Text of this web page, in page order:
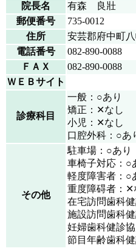
院長名
有森 良壯
郵便番号
735-0012
住所
安芸郡府中町
電話番号
082-890-0088
ＦＡＸ
082-890-0088
ＷＥＢサイト
診療科目
一般：○あり
矯正：✕なし
小児：✕なし
口腔外科：○あ
その他
駐車場：○あり
車椅子対応：○
軽度障害者：○
重度障碍者：✕
在宅訪問歯科
施設訪問歯科
妊婦歯科健診
節目年齢歯科